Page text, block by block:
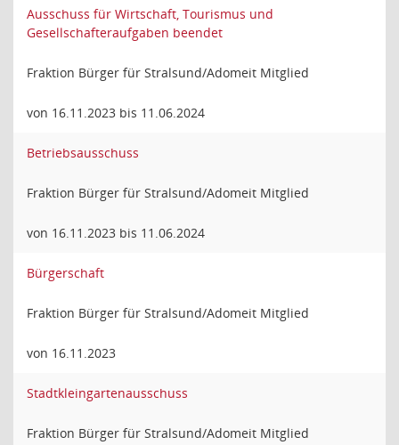
Ausschuss für Wirtschaft, Tourismus und
Gesellschafteraufgaben beendet
Fraktion Bürger für Stralsund/Adomeit Mitglied
von 16.11.2023 bis 11.06.2024
Betriebsausschuss
Fraktion Bürger für Stralsund/Adomeit Mitglied
von 16.11.2023 bis 11.06.2024
Bürgerschaft
Fraktion Bürger für Stralsund/Adomeit Mitglied
von 16.11.2023
Stadtkleingartenausschuss
Fraktion Bürger für Stralsund/Adomeit Mitglied